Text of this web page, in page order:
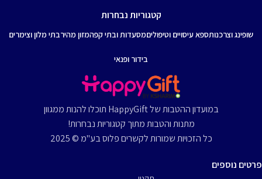
קטגוריות נבחרות
שופינג וצרכנותספא עיסויים וטיפוליםמסעדות ובתי קפהמזון מהירבתי מלון וצימרים
בידור ופנאי
במועדון ההטבות של HappyGift תוכלו להנות ממגוון
מתנות והטבות מתוך קטגוריות נבחרות!
כל הזכויות שמורות לקשרים פלוס בע"מ © 2025
פרטים נוספים